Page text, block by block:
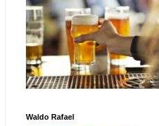
Waldo Rafael